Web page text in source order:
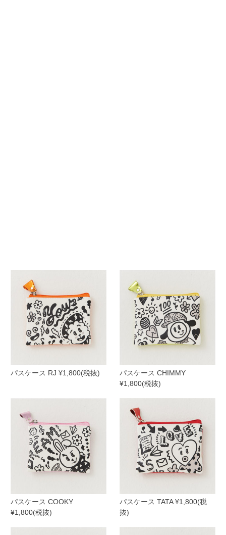
パスケース RJ ¥1,800(税抜)
パスケース CHIMMY
¥1,800(税抜)
パスケース COOKY
¥1,800(税抜)
パスケース TATA ¥1,800(税
抜)